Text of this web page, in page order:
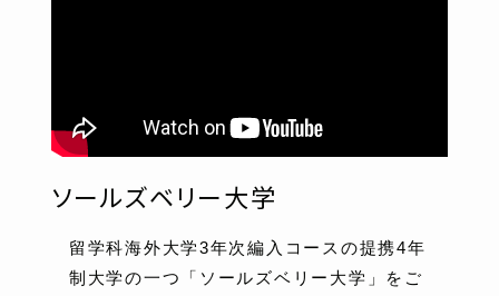
ソールズベリー大学
留学科海外大学3年次編入コースの提携4年
制大学の一つ「ソールズベリー大学」をご